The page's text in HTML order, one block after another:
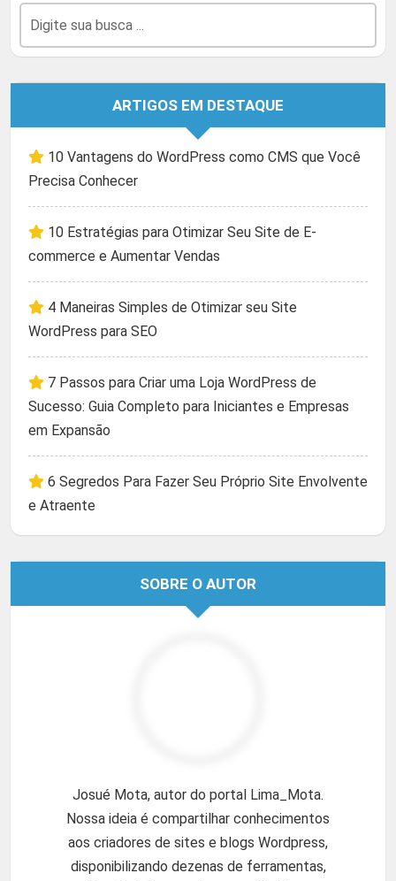
ARTIGOS EM DESTAQUE
10 Vantagens do WordPress como CMS que Você
Precisa Conhecer
10 Estratégias para Otimizar Seu Site de E-
commerce e Aumentar Vendas
4 Maneiras Simples de Otimizar seu Site
WordPress para SEO
7 Passos para Criar uma Loja WordPress de
Sucesso: Guia Completo para Iniciantes e Empresas
em Expansão
6 Segredos Para Fazer Seu Próprio Site Envolvente
e Atraente
SOBRE O AUTOR
Josué Mota, autor do portal Lima_Mota.
Nossa ideia é compartilhar conhecimentos
aos criadores de sites e blogs Wordpress,
disponibilizando dezenas de ferramentas,